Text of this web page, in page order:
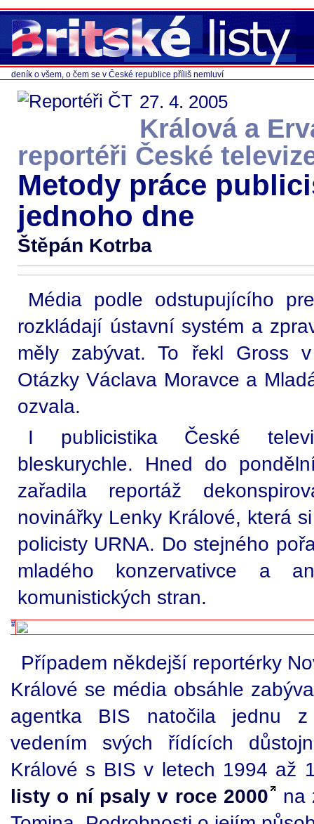
deník o všem, o čem se v České republice příliš nemluví
27. 4. 2005
Králová a
reportéři České
Metody práce
jednoho dne
Štěpán Kotrba
Média podle odstupujícího
rozkládají ústavní systém a
měly zabývat. To řekl Gross
Otázky Václava Moravce a
ozvala.
I publicistika České
bleskurychle. Hned do
zařadila reportáž
novinářky Lenky Králové, která
policisty URNA. Do stejného
mladého konzervativce a
komunistických stran.
Případem někdejší reportérky
Králové se média obsáhle
agentka BIS natočila jednu
vedením svých řídících
Králové s BIS v letech 1994 až
listy o ní psaly v roce 2000
na